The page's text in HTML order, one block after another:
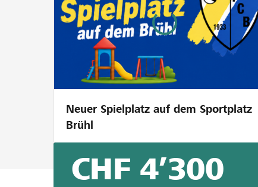
FR IT
Neuer Spielplatz auf dem Sportplatz
Brühl
CHF 4’300